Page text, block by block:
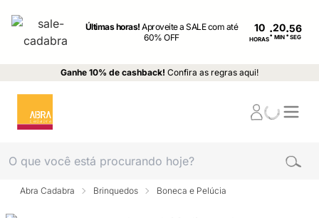
Últimas horas!Aproveite a SALE com até
60% OFF
10
HORAS: MIN : SEG
Ganhe 10% de cashback! Confira as regras aqui!
Abra Cadabra Brinquedos Boneca e Pelúcia